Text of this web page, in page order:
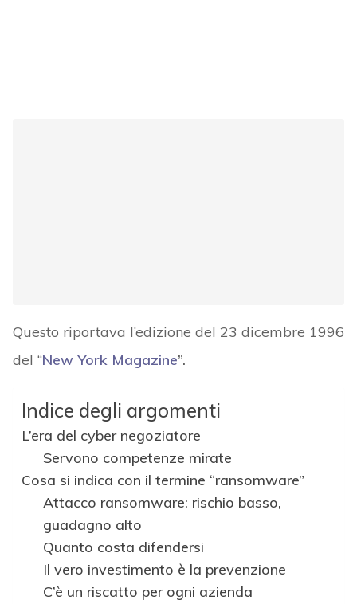
Questo riportava l’edizione del 23 dicembre 1996
del “New York Magazine”.
Indice degli argomenti
L’era del cyber negoziatore
Servono competenze mirate
Cosa si indica con il termine “ransomware”
Attacco ransomware: rischio basso,
guadagno alto
Quanto costa difendersi
Il vero investimento è la prevenzione
C’è un riscatto per ogni azienda